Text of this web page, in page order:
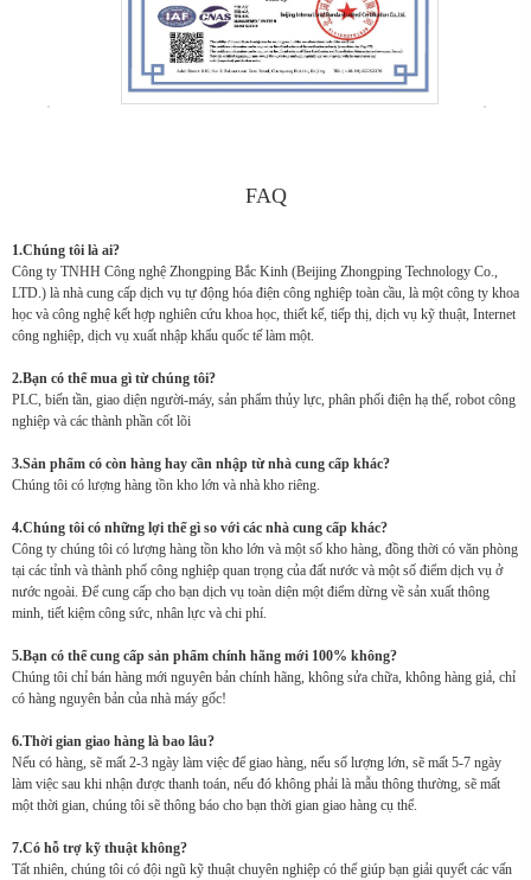
FAQ
1.Chúng tôi là ai?
Công ty TNHH Công nghệ Zhongping Bắc Kinh (Beijing Zhongping Technology Co.,
LTD.) là nhà cung cấp dịch vụ tự động hóa điện công nghiệp toàn cầu, là một công ty khoa
học và công nghệ kết hợp nghiên cứu khoa học, thiết kế, tiếp thị, dịch vụ kỹ thuật, Internet
công nghiệp, dịch vụ xuất nhập khẩu quốc tế làm một.
2.Bạn có thể mua gì từ chúng tôi?
PLC, biến tần, giao diện người-máy, sản phẩm thủy lực, phân phối điện hạ thế, robot công
nghiệp và các thành phần cốt lõi
3.Sản phẩm có còn hàng hay cần nhập từ nhà cung cấp khác?
Chúng tôi có lượng hàng tồn kho lớn và nhà kho riêng.
4.Chúng tôi có những lợi thế gì so với các nhà cung cấp khác?
Công ty chúng tôi có lượng hàng tồn kho lớn và một số kho hàng, đồng thời có văn phòng
tại các tỉnh và thành phố công nghiệp quan trọng của đất nước và một số điểm dịch vụ ở
nước ngoài. Để cung cấp cho bạn dịch vụ toàn diện một điểm dừng về sản xuất thông
minh, tiết kiệm công sức, nhân lực và chi phí.
5.Bạn có thể cung cấp sản phẩm chính hãng mới 100% không?
Chúng tôi chỉ bán hàng mới nguyên bản chính hãng, không sửa chữa, không hàng giả, chỉ
có hàng nguyên bản của nhà máy gốc!
6.Thời gian giao hàng là bao lâu?
Nếu có hàng, sẽ mất 2-3 ngày làm việc để giao hàng, nếu số lượng lớn, sẽ mất 5-7 ngày
làm việc sau khi nhận được thanh toán, nếu đó không phải là mẫu thông thường, sẽ mất
một thời gian, chúng tôi sẽ thông báo cho bạn thời gian giao hàng cụ thể.
7.Có hỗ trợ kỹ thuật không?
Tất nhiên, chúng tôi có đội ngũ kỹ thuật chuyên nghiệp có thể giúp bạn giải quyết các vấn